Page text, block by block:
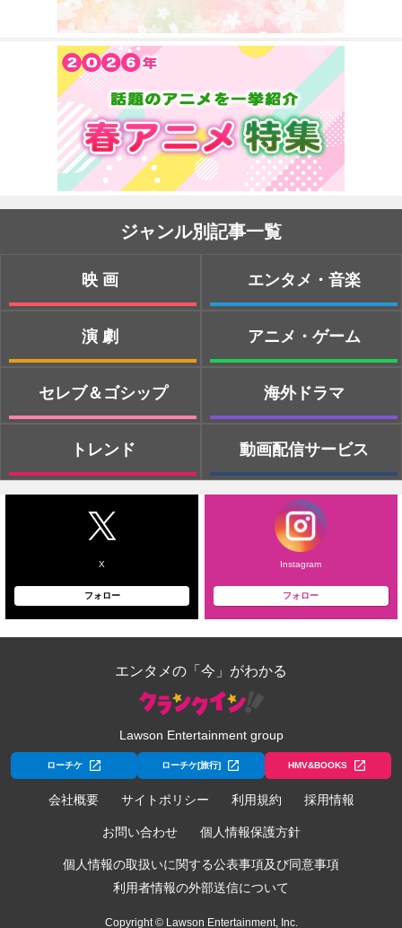
ジャンル別記事一覧
映画
演劇
セレブ＆ゴシップ
トレンド
エンタメ・音楽
アニメ・ゲーム
海外ドラマ
動画配信サービス
X
フォロー
Instagram
フォロー
エンタメの「今」がわかる
Lawson Entertainment group
ローチケ ローチケ[旅行] HMV&BOOKS
会社概要 サイトポリシー 利用規約 採用情報
お問い合わせ 個人情報保護方針
個人情報の取扱いに関する公表事項及び同意事項
利用者情報の外部送信について
Copyright © Lawson Entertainment, Inc.